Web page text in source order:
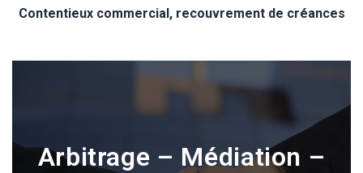
Contentieux commercial, recouvrement de créances
Arbitrage – Médiation –